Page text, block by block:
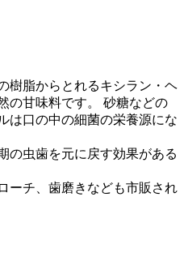
樹脂からとれるキシラン・ヘ
の甘味料です。 砂糖などの
は口の中の細菌の栄養源にな
の虫歯を元に戻す効果がある
ーチ、歯磨きなども市販され